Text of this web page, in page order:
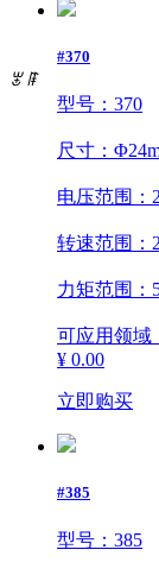
#370
型号：370
尺寸：
电压范围：
转速范围：
力矩范围：
可应用领域
¥ 0.00
立即购买
#385
型号：385
ꂃ ꁹ